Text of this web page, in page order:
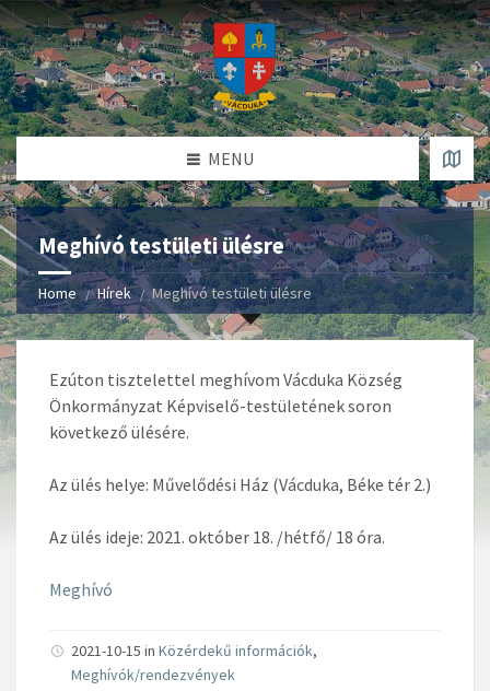
MENU
Meghívó testületi ülésre
Home Hírek Meghívó testületi ülésre
Ezúton tisztelettel meghívom Vácduka Község
Önkormányzat Képviselő-testületének soron
következő ülésére.
Az ülés helye: Művelődési Ház (Vácduka, Béke tér 2.)
Az ülés ideje: 2021. október 18. /hétfő/ 18 óra.
Meghívó
2021-10-15 in Közérdekű információk,
Meghívók/rendezvények